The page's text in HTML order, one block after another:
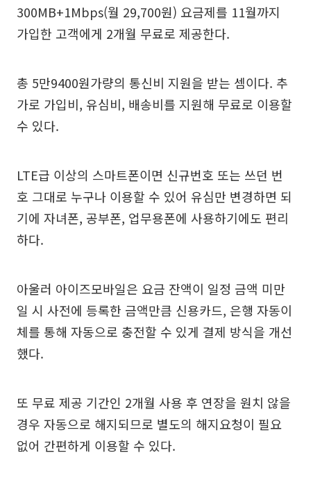
300MB+1Mbps(월 29,700원) 요금제를 11월까지
가입한 고객에게 2개월 무료로 제공한다.
총 5만9400원가량의 통신비 지원을 받는 셈이다. 추
가로 가입비, 유심비, 배송비를 지원해 무료로 이용할
수 있다.
LTE급 이상의 스마트폰이면 신규번호 또는 쓰던 번
호 그대로 누구나 이용할 수 있어 유심만 변경하면 되
기에 자녀폰, 공부폰, 업무용폰에 사용하기에도 편리
하다.
아울러 아이즈모바일은 요금 잔액이 일정 금액 미만
일 시 사전에 등록한 금액만큼 신용카드, 은행 자동이
체를 통해 자동으로 충전할 수 있게 결제 방식을 개선
했다.
또 무료 제공 기간인 2개월 사용 후 연장을 원치 않을
경우 자동으로 해지되므로 별도의 해지요청이 필요
없어 간편하게 이용할 수 있다.